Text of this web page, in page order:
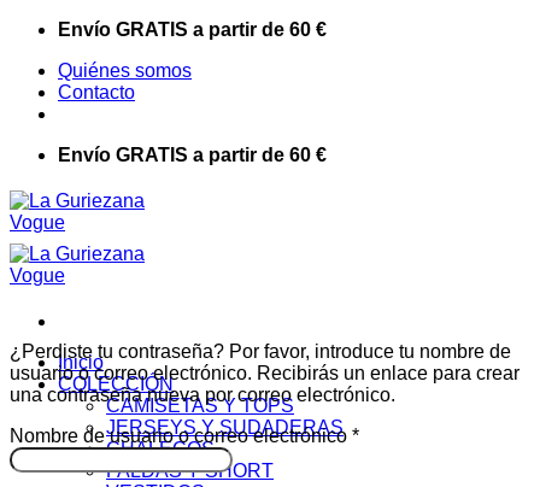
Saltar
contenido
Envío GRATIS a partir de 60 €
Quiénes somos
Contacto
Envío GRATIS a partir de 60 €
Inicio
COLECCIÓN
CAMISETAS Y TOPS
JERSEYS Y SUDADERAS
CHALECOS
FALDAS Y SHORT
¿Perdiste tu contraseña? Por favor, introduce tu nombre de
usuario o correo electrónico. Recibirás un enlace para crear
una contraseña nueva por correo electrónico.
Nombre de usuario o correo electrónico *Obligatorio